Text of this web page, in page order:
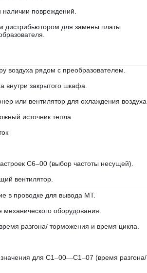
повреждений.
дистрибьютором для замены платы
воздуха рядом с преобразователем.
внутри закрытого шкафа.
или вентилятор для охлаждения воздуха.
источник тепла.
C6–00 (выбор частоты несущей).
вентилятор.
в проводке для вывода MT.
механического оборудования.
разгона/ торможения и время цикла.
для C1–00—C1–07 (время разгона/